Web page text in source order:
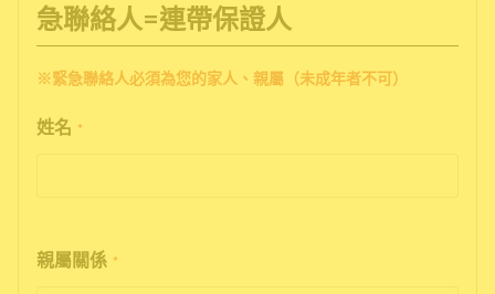
急聯絡人=連帶保證人
※緊急聯絡人必須為您的家人、親屬（未成年者不可）
姓名 *
親屬關係 *